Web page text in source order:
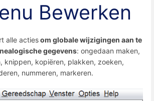
Bewerken
alle actiesom globale wijzigingen aan te
gegevens: ongedaan maken,
knippen, kopiëren, plakken, zoeken,
nummeren, markeren.